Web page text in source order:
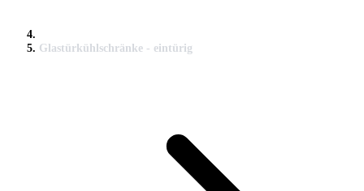
Glastürkühlschränke - eintürig